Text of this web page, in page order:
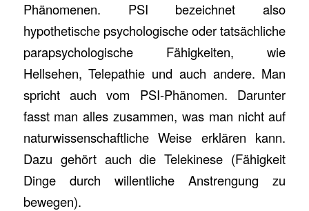
Phänomenen. PSI bezeichnet also
hypothetische psychologische oder tatsächliche
parapsychologische Fähigkeiten, wie
Hellsehen, Telepathie und auch andere. Man
spricht auch vom PSI-Phänomen. Darunter
fasst man alles zusammen, was man nicht auf
naturwissenschaftliche Weise erklären kann.
Dazu gehört auch die Telekinese (Fähigkeit
Dinge durch willentliche Anstrengung zu
bewegen).